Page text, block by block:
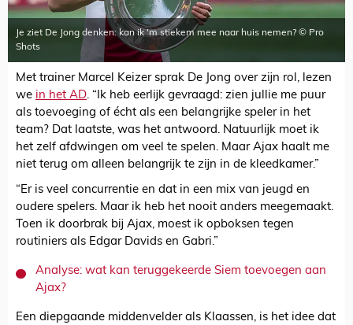
Je ziet De Jong denken: kan ik 'm stiekem mee naar huis nemen? © Pro
Shots
Met trainer Marcel Keizer sprak De Jong over zijn rol, lezen
we in het AD. “Ik heb eerlijk gevraagd: zien jullie me puur
als toevoeging of écht als een belangrijke speler in het
team? Dat laatste, was het antwoord. Natuurlijk moet ik
het zelf afdwingen om veel te spelen. Maar Ajax haalt me
niet terug om alleen belangrijk te zijn in de kleedkamer.”
“Er is veel concurrentie en dat in een mix van jeugd en
oudere spelers. Maar ik heb het nooit anders meegemaakt.
Toen ik doorbrak bij Ajax, moest ik opboksen tegen
routiniers als Edgar Davids en Gabri.”
Analyse: wat kan teruggekeerde Siem toevoegen aan
Ajax?
Een diepgaande middenvelder als Klaassen, is het idee dat